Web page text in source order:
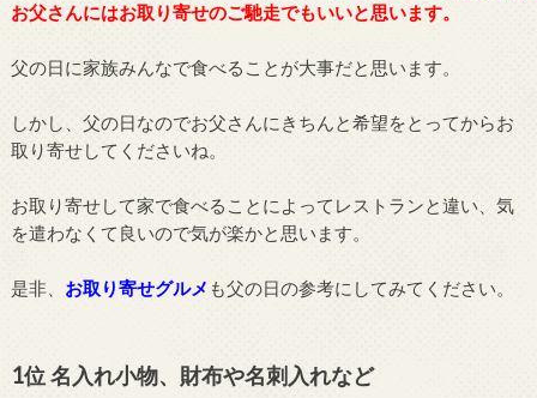
お父さんにはお取り寄せのご馳走でもいいと思います。
父の日に家族みんなで食べることが大事だと思います。
しかし、父の日なのでお父さんにきちんと希望をとってからお
取り寄せしてくださいね。
お取り寄せして家で食べることによってレストランと違い、気
を遣わなくて良いので気が楽かと思います。
是非、 お取り寄せグルメ も父の日の参考にしてみてください。
1位 名入れ小物、財布や名刺入れなど